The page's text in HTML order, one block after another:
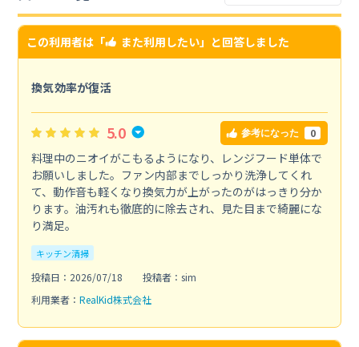
この利用者は「 また利用したい」と回答しました
換気効率が復活
5.0 参考になった 0
料理中のニオイがこもるようになり、レンジフード単体で
お願いしました。ファン内部までしっかり洗浄してくれ
て、動作音も軽くなり換気力が上がったのがはっきり分か
ります。油汚れも徹底的に除去され、見た目まで綺麗にな
り満足。
キッチン清掃
投稿日：2026/07/18
投稿者：sim
利用業者： RealKid株式会社